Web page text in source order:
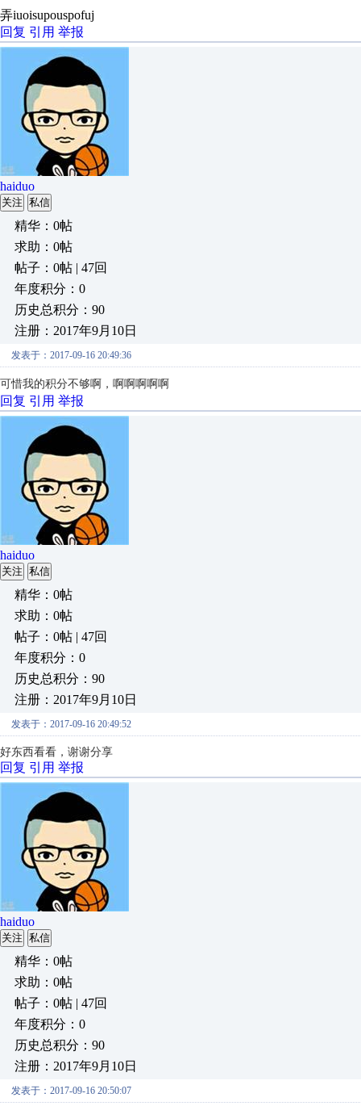
弄iuoisupouspofuj
回复 引用 举报
haiduo
关注 私信
精华：0帖
求助：0帖
帖子：0帖 | 47回
年度积分：0
历史总积分：90
注册：2017年9月10日
发表于：2017-09-16 20:49:36
可惜我的积分不够啊，啊啊啊啊啊
回复 引用 举报
haiduo
关注 私信
精华：0帖
求助：0帖
帖子：0帖 | 47回
年度积分：0
历史总积分：90
注册：2017年9月10日
发表于：2017-09-16 20:49:52
好东西看看，谢谢分享
回复 引用 举报
haiduo
关注 私信
精华：0帖
求助：0帖
帖子：0帖 | 47回
年度积分：0
历史总积分：90
注册：2017年9月10日
发表于：2017-09-16 20:50:07